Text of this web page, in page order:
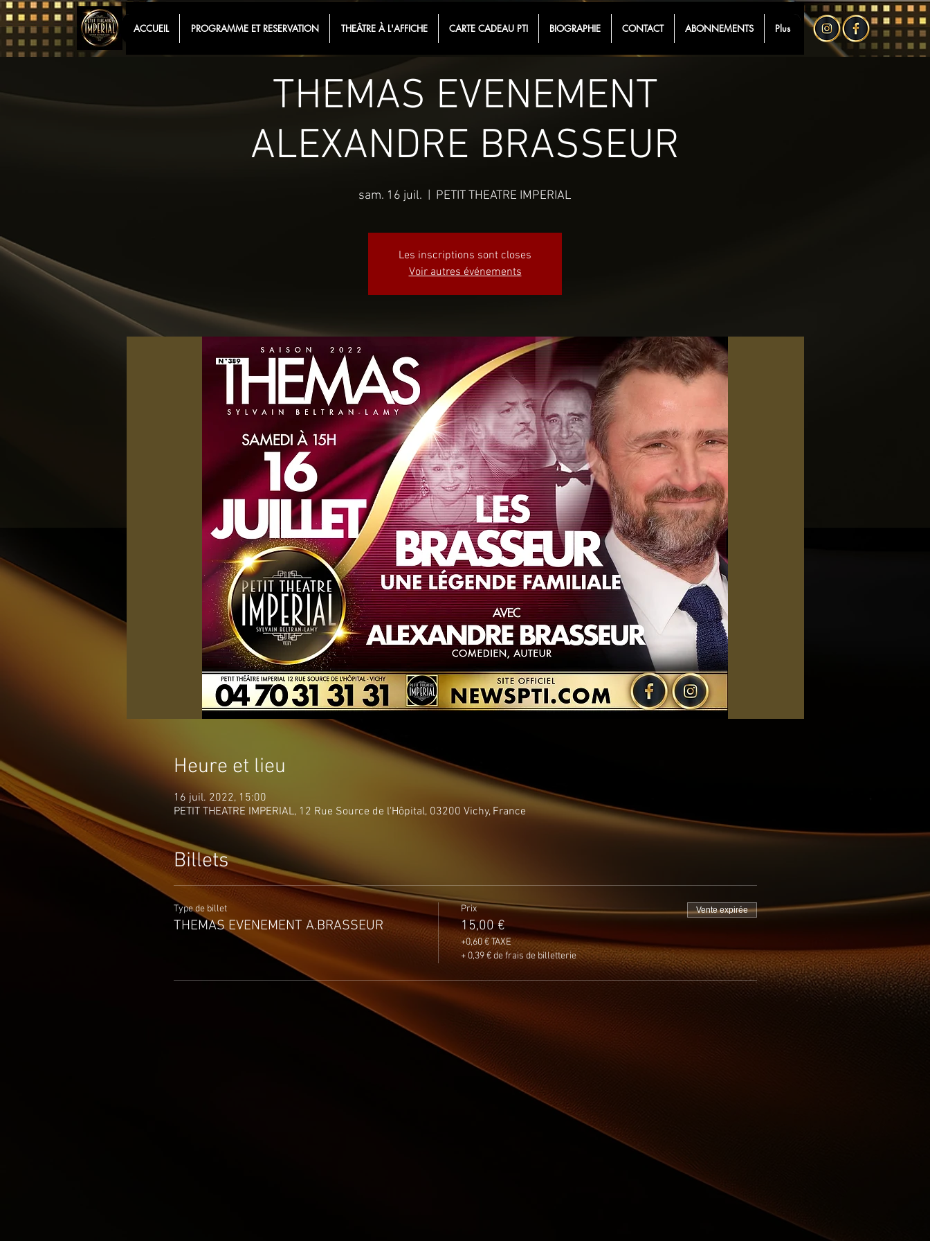
ACCUEIL PROGRAMME ET RESERVATION THEÂTRE À L'AFFICHE CARTE CADEAU PTI BIOGRAPHIE CONTACT ABONNEMENTS Plus
THEMAS EVENEMENT
ALEXANDRE BRASSEUR
sam. 16 juil. PETIT THEATRE IMPERIAL
Les inscriptions sont closes
Voir autres événements
Heure et lieu
16 juil. 2022, 15:00
PETIT THEATRE IMPERIAL, 12 Rue Source de l'Hôpital, 03200 Vichy, France
Billets
Type de billet
THEMAS EVENEMENT A.BRASSEUR
Prix
15,00 €
+0,60 € TAXE
+ 0,39 € de frais de billetterie
Vente expirée